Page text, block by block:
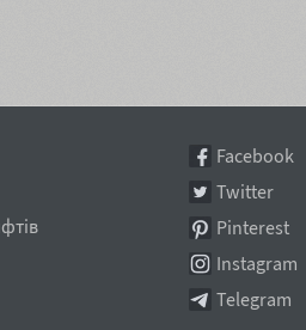
Facebook
Twitter
Pinterest
Instagram
Telegram